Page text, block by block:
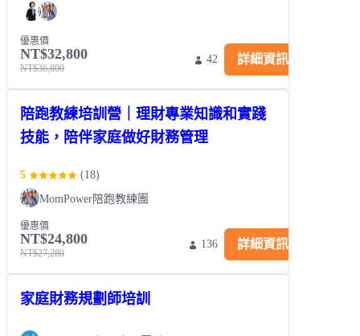
優惠價
NT$32,800
NT$36,800
42 詳細資訊
陪跑教練培訓營｜理財專業知識和實踐
技能，陪伴家庭做好財務管理
5 (18)
MomPower陪跑教練團
優惠價
NT$24,800
NT$27,280
136 詳細資訊
家庭財務規劃師培訓